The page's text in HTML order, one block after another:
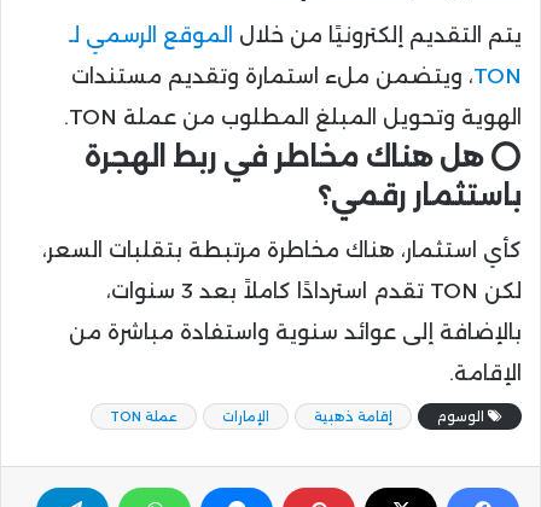
يتم التقديم إلكترونيًا من خلال الموقع الرسمي لـ
TON، ويتضمن ملء استمارة وتقديم مستندات
الهوية وتحويل المبلغ المطلوب من عملة TON.
⭕ هل هناك مخاطر في ربط الهجرة
باستثمار رقمي؟
كأي استثمار، هناك مخاطرة مرتبطة بتقلبات السعر،
لكن TON تقدم استردادًا كاملاً بعد 3 سنوات،
بالإضافة إلى عوائد سنوية واستفادة مباشرة من
الإقامة.
الوسوم إقامة ذهبية الإمارات عملة TON